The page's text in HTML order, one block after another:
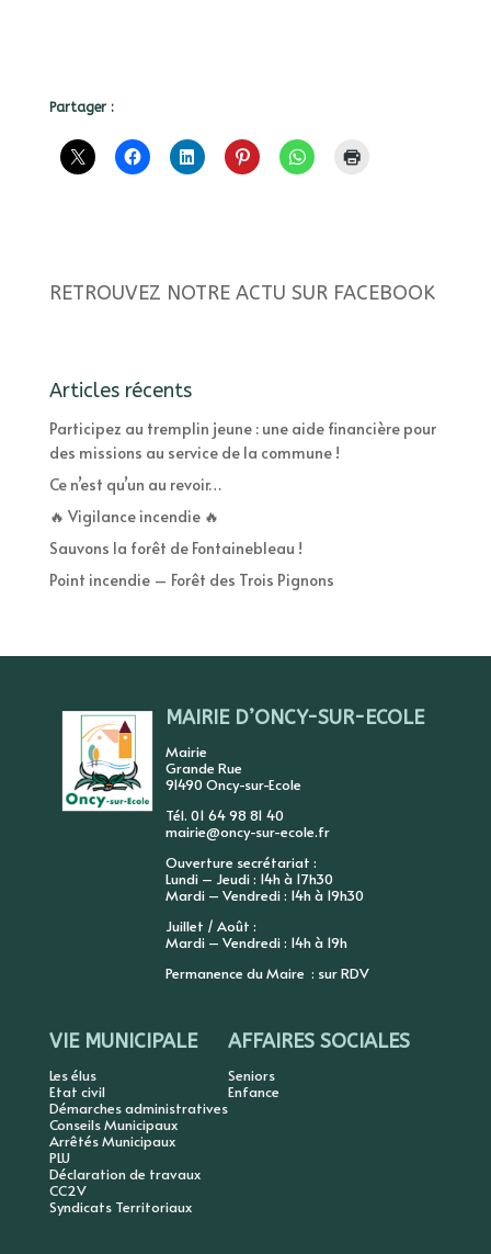
Partager :
RETROUVEZ NOTRE ACTU SUR FACEBOOK
Articles récents
Participez au tremplin jeune : une aide financière pour
des missions au service de la commune !
Ce n’est qu’un au revoir…
🔥 Vigilance incendie 🔥
Sauvons la forêt de Fontainebleau !
Point incendie – Forêt des Trois Pignons
MAIRIE D’ONCY-SUR-ECOLE
Mairie
Grande Rue
91490 Oncy-sur-Ecole
Tél. 01 64 98 81 40
mairie@oncy-sur-ecole.fr
Ouverture secrétariat :
Lundi – Jeudi : 14h à 17h30
Mardi – Vendredi : 14h à 19h30
Juillet / Août :
Mardi – Vendredi : 14h à 19h
Permanence du Maire : sur RDV
VIE MUNICIPALE
Les élus
Etat civil
Démarches administratives
Conseils Municipaux
Arrêtés Municipaux
PLU
Déclaration de travaux
CC2V
Syndicats Territoriaux
AFFAIRES SOCIALES
Seniors
Enfance